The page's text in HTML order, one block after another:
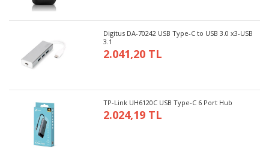
Digitus DA-70242 USB Type-C to USB 3.0 x3-USB
3.1
2.041,20 TL
TP-Link UH6120C USB Type-C 6 Port Hub
2.024,19 TL